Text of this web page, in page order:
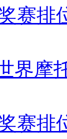
赛
界摩
赛